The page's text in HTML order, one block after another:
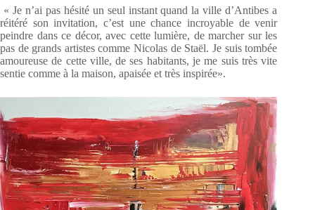
« Je n’ai pas hésité un seul instant quand la ville d’Antibes a
réitéré son invitation, c’est une chance incroyable de venir
peindre dans ce décor, avec cette lumière, de marcher sur les
pas de grands artistes comme Nicolas de Staël. Je suis tombée
amoureuse de cette ville, de ses habitants, je me suis très vite
sentie comme à la maison, apaisée et très inspirée».